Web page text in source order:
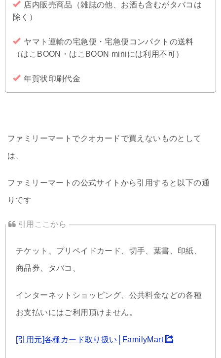
店内販売商品（雑誌の他、お酒も含むがタバコは
除く）
ヤマト運輸の宅急便・宅急便コンパクトの送料
（はこBOON・はこBOON miniには利用不可）
年賀状印刷代金
ファミリーマートでクオカードで買えないものとして
は、
ファミリーマートの公式サイトから引用すると以下の通
りです
チケット、プリペイドカード、切手、葉書、印紙、
商品券、タバコ、
インターネットショッピング、公共料金などの各種
お支払いにはご利用頂けません。
[引用元]各種カード取り扱い│FamilyMart